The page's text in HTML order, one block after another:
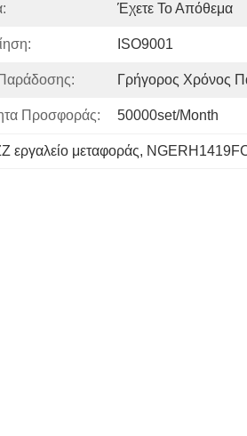
Έχετε Το Απόθεμα
ISO9001
Γρήγορος Χρόνος
Προσφοράς: 50000set/Month
εργαλείο μεταφοράς,